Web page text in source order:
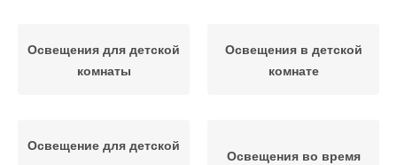
Освещения для детской
комнаты
Освещения в детской
комнате
Освещение для детской
Освещения во время